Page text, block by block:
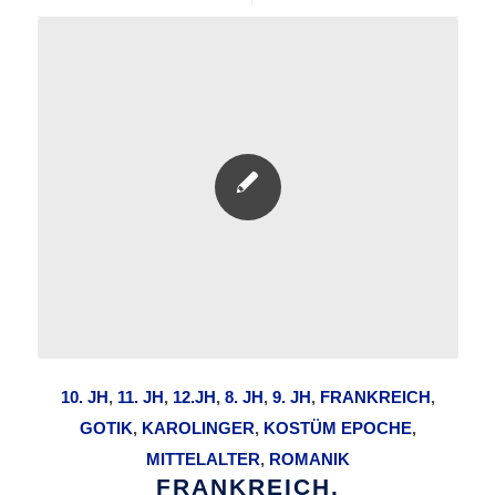
10. JH, 11. JH, 12.JH, 8. JH, 9. JH, FRANKREICH,
GOTIK, KAROLINGER, KOSTÜM EPOCHE,
MITTELALTER, ROMANIK
FRANKREICH.